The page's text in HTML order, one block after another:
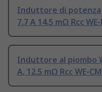
Induttore di
7.7 A 14.5 mΩ Rcc
Induttore al piombo
A, 12.5 mΩ Rcc WE-